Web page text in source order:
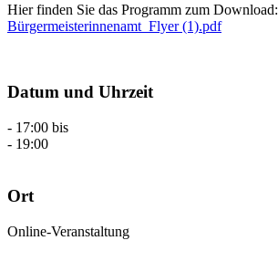
Hier finden Sie das Programm zum Download:
Bürgermeisterinnenamt_Flyer (1).pdf
Datum und Uhrzeit
- 17:00 bis
- 19:00
Ort
Online-Veranstaltung